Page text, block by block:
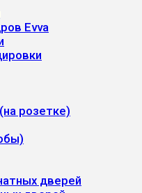
Evva
розетке)
дверей